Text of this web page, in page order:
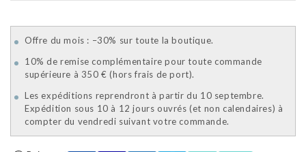
Offre du mois : –30% sur toute la boutique.
10% de remise complémentaire pour toute commande
supérieure à 350 € (hors frais de port).
Les expéditions reprendront à partir du 10 septembre.
Expédition sous 10 à 12 jours ouvrés (et non calendaires) à
compter du vendredi suivant votre commande.